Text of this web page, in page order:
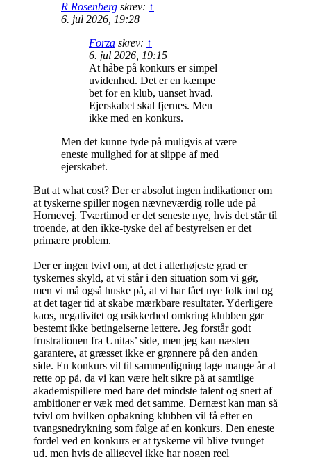
R Rosenberg skrev: ↑
6. jul 2026, 19:28
Forza skrev: ↑
6. jul 2026, 19:15
At håbe på konkurs er simpel
uvidenhed. Det er en kæmpe
bet for en klub, uanset hvad.
Ejerskabet skal fjernes. Men
ikke med en konkurs.
Men det kunne tyde på muligvis at være
eneste mulighed for at slippe af med
ejerskabet.
But at what cost? Der er absolut ingen indikationer om
at tyskerne spiller nogen nævneværdig rolle ude på
Hornevej. Tværtimod er det seneste nye, hvis det står til
troende, at den ikke-tyske del af bestyrelsen er det
primære problem.
Der er ingen tvivl om, at det i allerhøjeste grad er
tyskernes skyld, at vi står i den situation som vi gør,
men vi må også huske på, at vi har fået nye folk ind og
at det tager tid at skabe mærkbare resultater. Yderligere
kaos, negativitet og usikkerhed omkring klubben gør
bestemt ikke betingelserne lettere. Jeg forstår godt
frustrationen fra Unitas’ side, men jeg kan næsten
garantere, at græsset ikke er grønnere på den anden
side. En konkurs vil til sammenligning tage mange år at
rette op på, da vi kan være helt sikre på at samtlige
akademispillere med bare det mindste talent og snert af
ambitioner er væk med det samme. Dernæst kan man så
tvivl om hvilken opbakning klubben vil få efter en
tvangsnedrykning som følge af en konkurs. Den eneste
fordel ved en konkurs er at tyskerne vil blive tvunget
ud, men hvis de alligevel ikke har nogen reel